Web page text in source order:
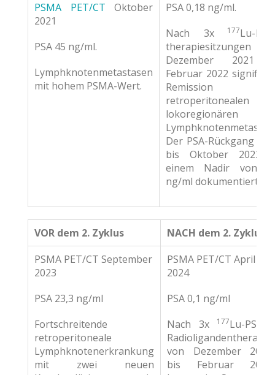
PSMA PET/CT Oktober
2021
PSA 45 ng/ml.
Lymphknotenmetastasen
mit hohem PSMA-Wert.
PSA 0,18 ng/ml.
Nach 3x177Lu-
therapiesitzungen
Dezember 2021
Februar 2022
Remission
retroperitonealen
lokoregionären
Der PSA-Rückgang
bis Oktober 2022
einem Nadir von
ng/ml dokumentiert.
VOR dem 2. Zyklus
NACH dem 2. Zyklus
PSMA PET/CT September
2023
PSA 23,3 ng/ml
Fortschreitende
retroperitoneale
Lymphknotenerkrankung
mit zwei neuen
PSMA PET/CT April
2024
PSA 0,1 ng/ml
Nach 3x
177Lu-PSMA
Radioligandentherapie
von Dezember 2023
bis Februar 2024